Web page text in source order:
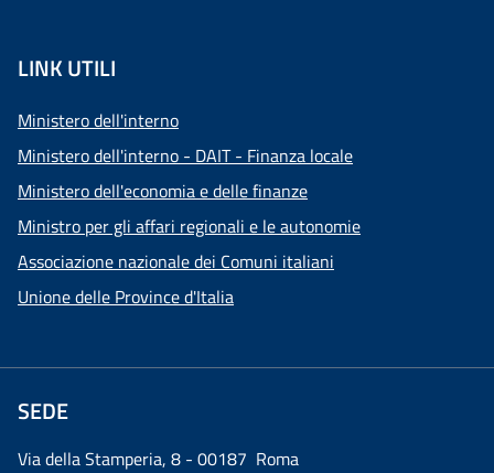
LINK UTILI
Ministero dell'interno
Ministero dell'interno - DAIT - Finanza locale
Ministero dell'economia e delle finanze
Ministro per gli affari regionali e le autonomie
Associazione nazionale dei Comuni italiani
Unione delle Province d'Italia
SEDE
Via della Stamperia, 8 - 00187 Roma